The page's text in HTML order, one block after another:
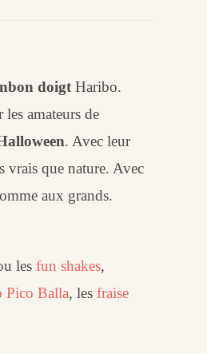
doigt Haribo.
amateurs de
. Avec leur
vrais que nature. Avec
aux grands.
les fun shakes,
Pico Balla, les fraise